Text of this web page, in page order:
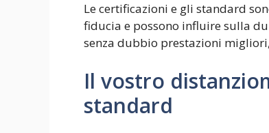
Le certificazioni e gli standard
fiducia e possono influire sulla
senza dubbio prestazioni
Il vostro
standard